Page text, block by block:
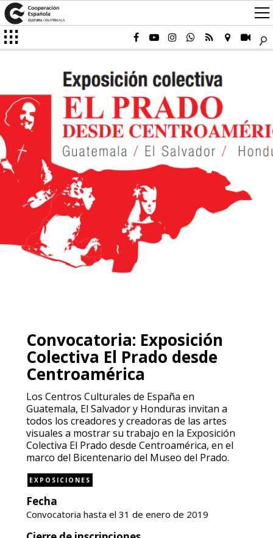
Convocatoria: Exposición
Colectiva El Prado desde
Centroamérica
Los Centros Culturales de España en
Guatemala, El Salvador y Honduras invitan a
todos los creadores y creadoras de las artes
visuales a mostrar su trabajo en la Exposición
Colectiva El Prado desde Centroamérica, en el
marco del Bicentenario del Museo del Prado.
EXPOSICIONES
Fecha
Convocatoria hasta el 31 de enero de 2019